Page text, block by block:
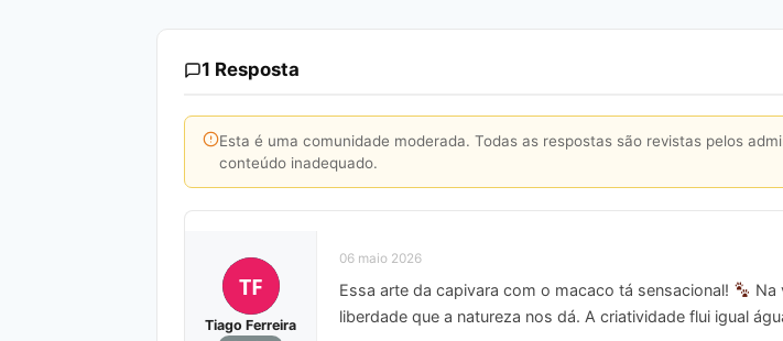
1 Resposta
Esta é uma comunidade moderada. Todas as respostas são revistas pelos
conteúdo inadequado.
TF
Tiago Ferreira
06 maio 2026
Essa arte da capivara com o macaco tá sensacional!
Na
liberdade que a natureza nos dá. A criatividade flui igual